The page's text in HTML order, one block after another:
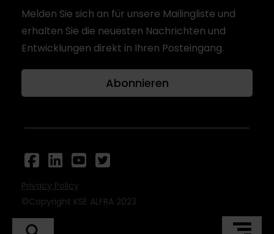
Melden Sie sich an für unsere Mailingliste und
erhalten Sie die neuesten Nachrichten und
Entwicklungen direkt in Ihren Posteingang.
Abonnieren
©Copyright KSE ALFRA 2023
Privacy Policy